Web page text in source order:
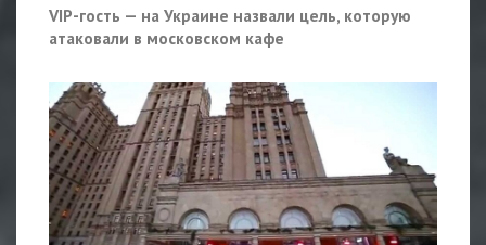
VIP-гость — на Украине назвали цель, которую
атаковали в московском кафе